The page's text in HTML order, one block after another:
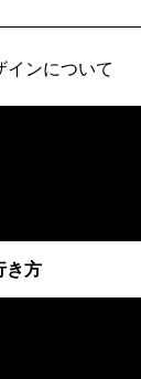
インについて
き方